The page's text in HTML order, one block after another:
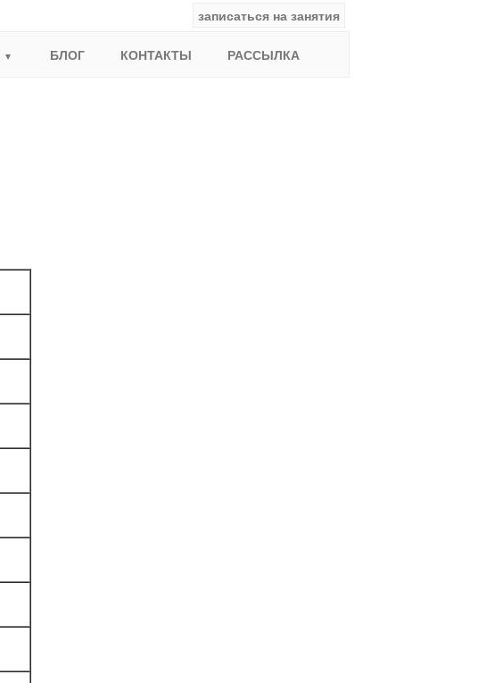
записаться на занятия
БЛОГ КОНТАКТЫ РАССЫЛКА